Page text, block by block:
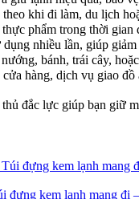
theo khi đi làm, du lịch
phẩm trong thời
dụng nhiều lần, giúp
bánh, trái cây,
hàng, dịch vụ giao
thủ đắc lực giúp bạn giữ
đựng kem lạnh mang